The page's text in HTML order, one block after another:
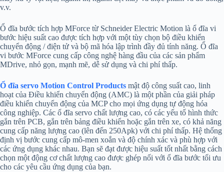
v.v.
Ổ đĩa bước tích hợp MForce từ Schneider Electric Motion là ổ đĩa vi
bước hiệu suất cao được tích hợp với một tùy chọn bộ điều khiển
chuyển động / điện tử và bộ mã hóa lập trình đầy đủ tính năng. Ổ đĩa
vi bước MForce cung cấp công nghệ hàng đầu của các sản phẩm
MDrive, nhỏ gọn, mạnh mẽ, dễ sử dụng và chi phí thấp.
Ổ đĩa servo Motion Control Products mật độ công suất cao, linh
hoạt của Điều khiển chuyển động (AMC) là một phần của giải pháp
điều khiển chuyển động của MCP cho mọi ứng dụng tự động hóa
công nghiệp. Các ổ đĩa servo chất lượng cao, có các yếu tố hình thức
gắn trên PCB, gắn trên bảng điều khiển hoặc gắn trên xe, có khả năng
cung cấp năng lượng cao (lên đến 250Apk) với chi phí thấp. Hệ thống
định vị bước cung cấp mô-men xoắn và độ chính xác và phù hợp với
các ứng dụng khác nhau. Bạn sẽ đạt được hiệu suất tốt nhất bằng cách
chọn một động cơ chất lượng cao được ghép nối với ổ đĩa bước tối ưu
cho các yêu cầu ứng dụng của bạn.